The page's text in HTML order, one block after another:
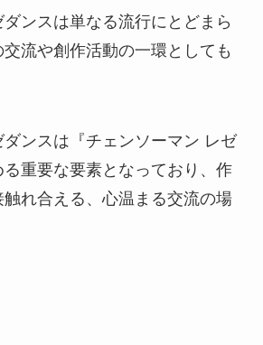
ンスは単なる流行にとどまら
流や創作活動の一環としても
ンスは『チェンソーマン レゼ
重要な要素となっており、作
れ合える、心温まる交流の場